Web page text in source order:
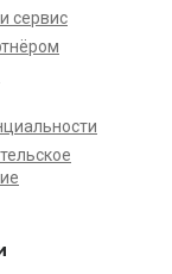
сервис